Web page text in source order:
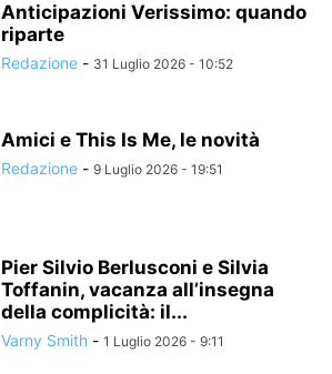
Anticipazioni Verissimo: quando
riparte
Redazione - 31 Luglio 2026 - 10:52
Amici e This Is Me, le novità
Redazione - 9 Luglio 2026 - 19:51
Pier Silvio Berlusconi e Silvia
Toffanin, vacanza all’insegna
della complicità: il...
Varny Smith - 1 Luglio 2026 - 9:11